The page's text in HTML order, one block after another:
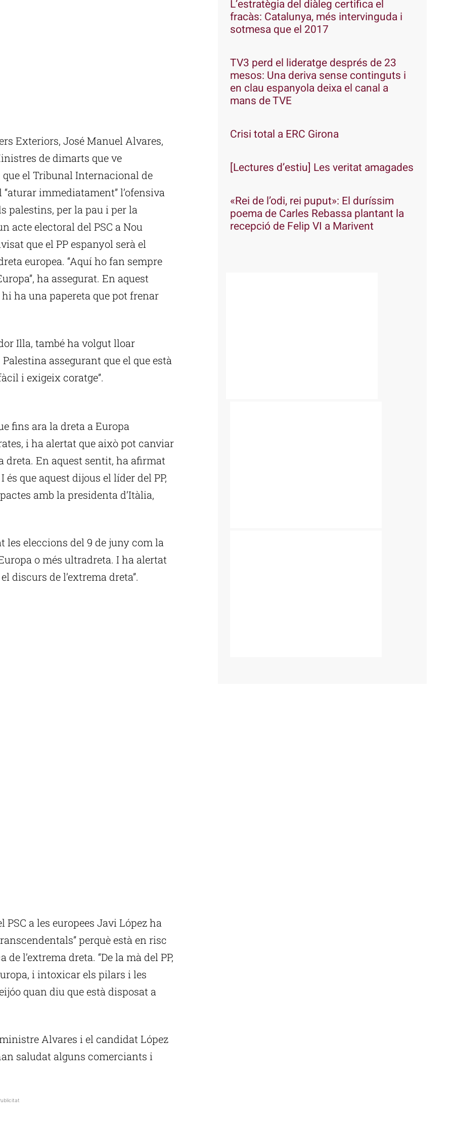
Exteriors, José Manuel Alvares,
de dimarts que ve
que el Tribunal Internacional de
immediatament” l’ofensiva
palestins, per la pau i per la
acte electoral del PSC a Nou
que el PP espanyol serà el
europea. “Aquí ho fan sempre
ha assegurat. En aquest
ha una papereta que pot frenar
Illa, també ha volgut lloar
assegurant que el que està
i exigeix coratge”.
fins ara la dreta a Europa
i ha alertat que això pot canviar
dreta. En aquest sentit, ha afirmat
és que aquest dijous el líder del PP,
amb la presidenta d’Itàlia,
les eleccions del 9 de juny com la
o més ultradreta. I ha alertat
discurs de l’extrema dreta”.
a les europees Javi López ha
perquè està en risc
de l’extrema dreta. “De la mà del PP,
i intoxicar els pilars i les
quan diu que està disposat a
Alvares i el candidat López
saludat alguns comerciants i
L’estratègia del diàleg certifica el
fracàs: Catalunya, més intervinguda i
sotmesa que el 2017
TV3 perd el lideratge després de 23
mesos: Una deriva sense continguts i
en clau espanyola deixa el canal a
mans de TVE
Crisi total a ERC Girona
[Lectures d’estiu] Les veritat amagades
«Rei de l’odi, rei puput»: El duríssim
poema de Carles Rebassa plantant la
recepció de Felip VI a Marivent